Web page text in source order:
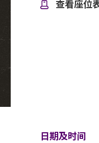
查看座位
日期及时间